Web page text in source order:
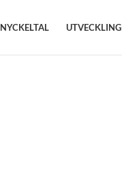
NYCKELTAL UTVECKLING